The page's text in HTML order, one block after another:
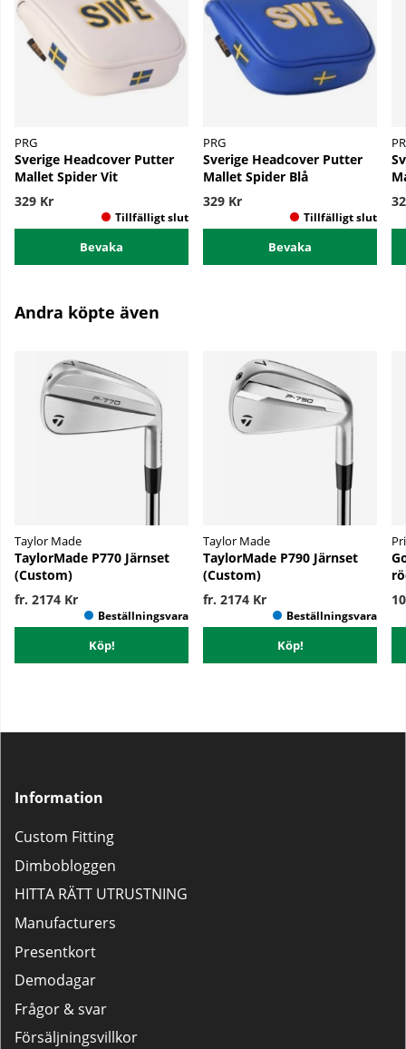
PRG
Sverige Headcover Putter
Mallet Spider Vit
329 Kr
Bevaka
PRG
Sverige Headcover Putter
Mallet Spider Blå
329 Kr
Bevaka
Andra köpte även
Taylor Made
TaylorMade P770 Järnset
(Custom)
fr. 2174 Kr
Köp!
Taylor Made
TaylorMade P790 Järnset
(Custom)
fr. 2174 Kr
Köp!
Information
Custom Fitting
Dimbobloggen
HITTA RÄTT UTRUSTNING
Manufacturers
Presentkort
Demodagar
Frågor & svar
Försäljningsvillkor